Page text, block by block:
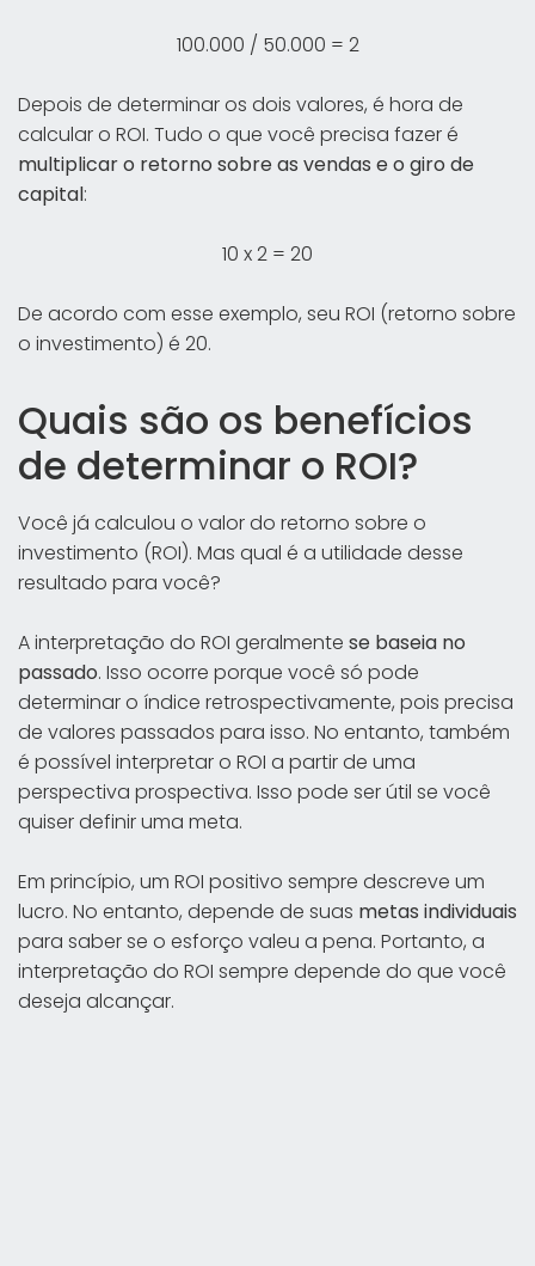
100.000 / 50.000 = 2
Depois de determinar os dois valores, é hora de
calcular o ROI. Tudo o que você precisa fazer é
multiplicar o retorno sobre as vendas e o giro de
capital:
10 x 2 = 20
De acordo com esse exemplo, seu ROI (retorno sobre
o investimento) é 20.
Quais são os benefícios
de determinar o ROI?
Você já calculou o valor do retorno sobre o
investimento (ROI). Mas qual é a utilidade desse
resultado para você?
A interpretação do ROI geralmente se baseia no
passado. Isso ocorre porque você só pode
determinar o índice retrospectivamente, pois precisa
de valores passados para isso. No entanto, também
é possível interpretar o ROI a partir de uma
perspectiva prospectiva. Isso pode ser útil se você
quiser definir uma meta.
Em princípio, um ROI positivo sempre descreve um
lucro. No entanto, depende de suas metas individuais
para saber se o esforço valeu a pena. Portanto, a
interpretação do ROI sempre depende do que você
deseja alcançar.